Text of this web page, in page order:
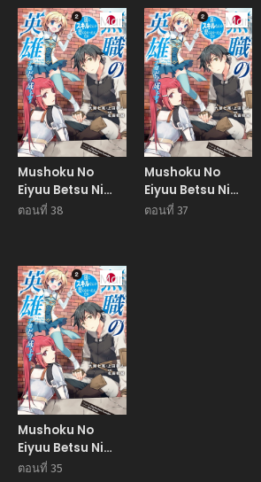
Manga
Mushoku No
Eiyuu Betsu Ni
Skill Nanka
ตอนที่ 38
Manga
Mushoku No
Eiyuu Betsu Ni
Skill Nanka
ตอนที่ 37
Manga
Mushoku No
Eiyuu Betsu Ni
Skill Nanka
ตอนที่ 35